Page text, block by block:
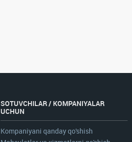
SOTUVCHILAR / KOMPANIYALAR
UCHUN
Kompaniyani qanday qo'shish